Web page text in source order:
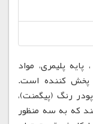
پلیمری، مواد
پخش کننده است.
رنگ (پیگمنت)،
که به سه منظور